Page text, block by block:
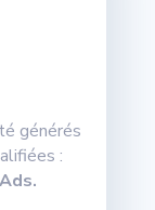
générés
: